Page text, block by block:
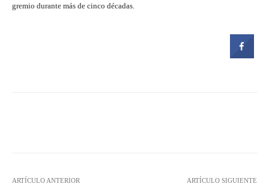
gremio durante más de cinco décadas.
ARTÍCULO ANTERIOR ARTÍCULO SIGUIENTE